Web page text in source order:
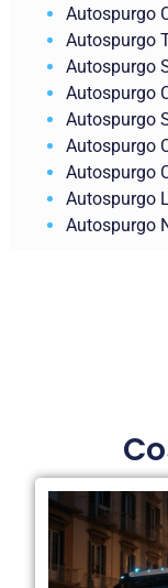
Autospurgo
Autospurgo
Autospurgo
Autospurgo
Autospurgo
Autospurgo
Autospurgo
Autospurgo
Autospurgo